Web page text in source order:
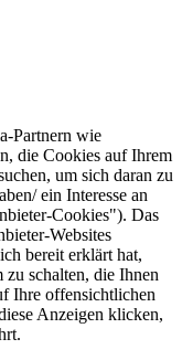
Partnern wie
die Cookies auf Ihrem
um sich daran zu
ein Interesse an
Cookies"). Das
Websites
bereit erklärt hat,
schalten, die Ihnen
Ihre offensichtlichen
Anzeigen klicken,